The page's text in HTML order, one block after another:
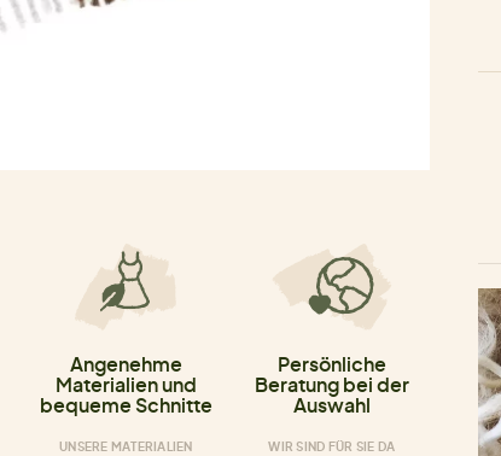
Angenehme
Materialien und
bequeme Schnitte
UNSERE MATERIALIEN
Persönliche
Beratung bei der
Auswahl
WIR SIND FÜR SIE DA